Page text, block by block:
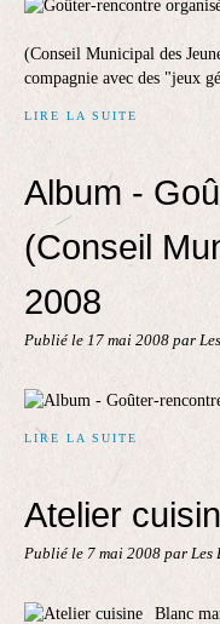
(Conseil Municipal des
compagnie avec des "jeux
LIRE LA SUITE
Album -
(Conseil
2008
Publié le 17 mai 2008 par
LIRE LA SUITE
Atelier
Publié le 7 mai 2008 par Les
Blanc